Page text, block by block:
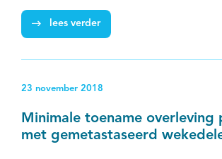
(Erasmus MC) en collega’s in een studie
European Journal of Cancer. De
striktere verwijzingsrichtlijnen voor
verdenking van of met een bevestigd
wekedelensarcoom.
lees verder
23 november 2018
Minimale toename overleving
met gemetastaseerd